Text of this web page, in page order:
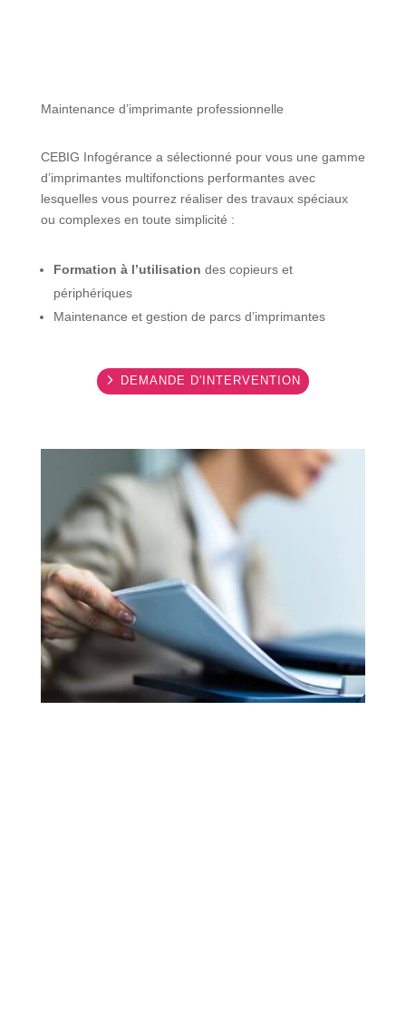
Maintenance d’imprimante professionnelle
CEBIG Infogérance a sélectionné pour vous une gamme
d’imprimantes multifonctions performantes avec
lesquelles vous pourrez réaliser des travaux spéciaux
ou complexes en toute simplicité :
Formation à l’utilisation des copieurs et
périphériques
Maintenance et gestion de parcs d’imprimantes
DEMANDE D'INTERVENTION